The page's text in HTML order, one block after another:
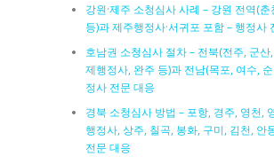
강원·제주 소청심사 사례 – 강원 전역(
등)과 제주행정사·서귀포 포함 – 행정사
호남권 소청심사 절차 – 전북(전주, 군산
제행정사, 완주 등)과 전남(목포, 여수,
정사 전문 대응
경북 소청심사 방법 – 포항, 경주, 영천,
행정사, 상주, 칠곡, 봉화, 구미, 김천, 안
전문 대응